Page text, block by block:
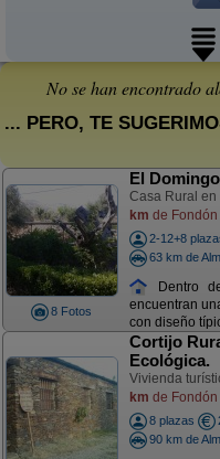
No se han encontrado
... PERO, TE
8 Fotos
El
Casa Rural en
km de
2-12+8
63 km de
Dentro
encuentran
con diseño
Cortijo
Ecológica.
Vivienda
km de
8 plazas
90 km de